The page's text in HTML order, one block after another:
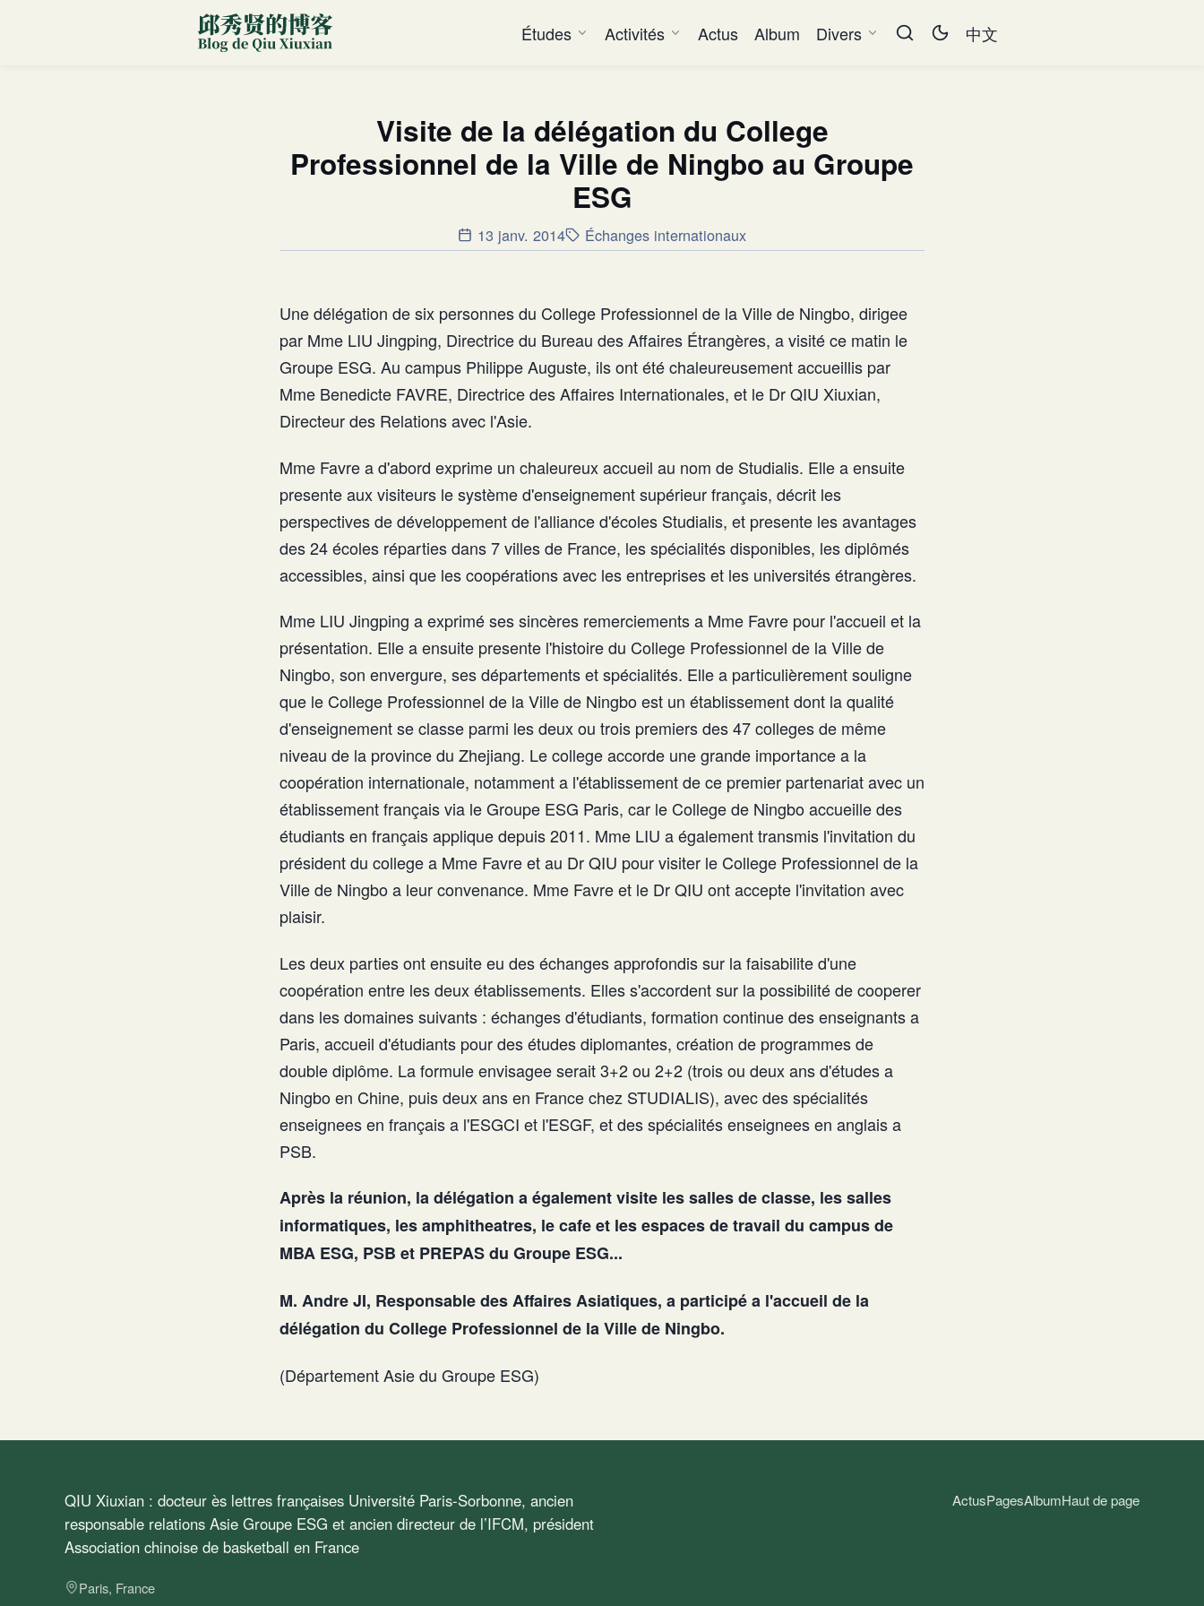
Études Activités Actus Album Divers 中文
Visite de la délégation du College
Professionnel de la Ville de Ningbo au Groupe
ESG
13 janv. 2014 Échanges internationaux
Une délégation de six personnes du College Professionnel de la Ville de Ningbo, dirigee
par Mme LIU Jingping, Directrice du Bureau des Affaires Étrangères, a visité ce matin le
Groupe ESG. Au campus Philippe Auguste, ils ont été chaleureusement accueillis par
Mme Benedicte FAVRE, Directrice des Affaires Internationales, et le Dr QIU Xiuxian,
Directeur des Relations avec l'Asie.
Mme Favre a d'abord exprime un chaleureux accueil au nom de Studialis. Elle a ensuite
presente aux visiteurs le système d'enseignement supérieur français, décrit les
perspectives de développement de l'alliance d'écoles Studialis, et presente les avantages
des 24 écoles réparties dans 7 villes de France, les spécialités disponibles, les diplômés
accessibles, ainsi que les coopérations avec les entreprises et les universités étrangères.
Mme LIU Jingping a exprimé ses sincères remerciements a Mme Favre pour l'accueil et la
présentation. Elle a ensuite presente l'histoire du College Professionnel de la Ville de
Ningbo, son envergure, ses départements et spécialités. Elle a particulièrement souligne
que le College Professionnel de la Ville de Ningbo est un établissement dont la qualité
d'enseignement se classe parmi les deux ou trois premiers des 47 colleges de même
niveau de la province du Zhejiang. Le college accorde une grande importance a la
coopération internationale, notamment a l'établissement de ce premier partenariat avec un
établissement français via le Groupe ESG Paris, car le College de Ningbo accueille des
étudiants en français applique depuis 2011. Mme LIU a également transmis l'invitation du
président du college a Mme Favre et au Dr QIU pour visiter le College Professionnel de la
Ville de Ningbo a leur convenance. Mme Favre et le Dr QIU ont accepte l'invitation avec
plaisir.
Les deux parties ont ensuite eu des échanges approfondis sur la faisabilite d'une
coopération entre les deux établissements. Elles s'accordent sur la possibilité de cooperer
dans les domaines suivants : échanges d'étudiants, formation continue des enseignants a
Paris, accueil d'étudiants pour des études diplomantes, création de programmes de
double diplôme. La formule envisagee serait 3+2 ou 2+2 (trois ou deux ans d'études a
Ningbo en Chine, puis deux ans en France chez STUDIALIS), avec des spécialités
enseignees en français a l'ESGCI et l'ESGF, et des spécialités enseignees en anglais a
PSB.
Après la réunion, la délégation a également visite les salles de classe, les salles
informatiques, les amphitheatres, le cafe et les espaces de travail du campus de
MBA ESG, PSB et PREPAS du Groupe ESG...
M. Andre JI, Responsable des Affaires Asiatiques, a participé a l'accueil de la
délégation du College Professionnel de la Ville de Ningbo.
(Département Asie du Groupe ESG)
QIU Xiuxian : docteur ès lettres françaises Université Paris-Sorbonne, ancien
responsable relations Asie Groupe ESG et ancien directeur de l’IFCM, président
Association chinoise de basketball en France
Paris, France
ActusPagesAlbumHaut de page